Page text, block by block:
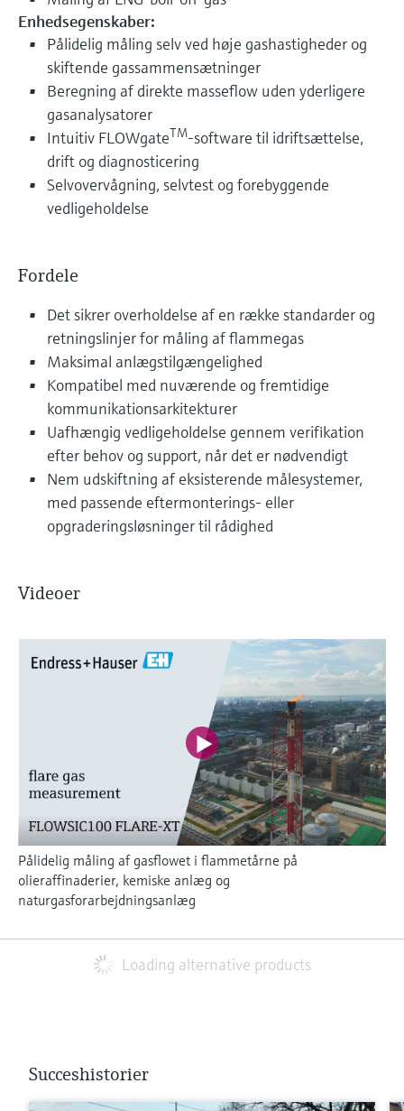
Enhedsegenskaber:
Pålidelig måling selv ved høje gashastigheder og
skiftende gassammensætninger
Beregning af direkte masseflow uden yderligere
gasanalysatorer
Intuitiv FLOWgateTM-software til idriftsættelse,
drift og diagnosticering
Selvovervågning, selvtest og forebyggende
vedligeholdelse
Fordele
Det sikrer overholdelse af en række standarder og
retningslinjer for måling af flammegas
Maksimal anlægstilgængelighed
Kompatibel med nuværende og fremtidige
kommunikationsarkitekturer
Uafhængig vedligeholdelse gennem verifikation
efter behov og support, når det er nødvendigt
Nem udskiftning af eksisterende målesystemer,
med passende eftermonterings- eller
opgraderingsløsninger til rådighed
Videoer
Pålidelig måling af gasflowet i flammetårne på
olieraffinaderier, kemiske anlæg og
naturgasforarbejdningsanlæg
Loading alternative products
Succeshistorier